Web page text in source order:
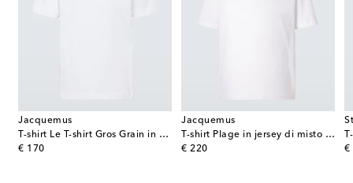
Jacquemus
T-shirt Le T-shirt Gros Grain in cotone
€ 170
original price
Jacquemus
T-shirt Plage in jersey di misto cotone
€ 220
original price
€